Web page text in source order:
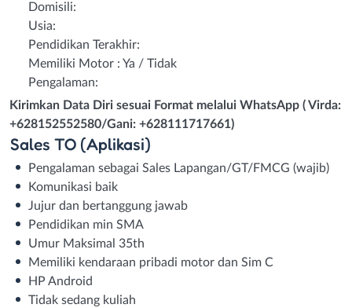
Domisili:
Usia:
Pendidikan Terakhir:
Memiliki Motor : Ya / Tidak
Pengalaman:
Kirimkan Data Diri sesuai Format melalui WhatsApp ( Virda:
+628152552580/Gani: +628111717661)
Sales TO (Aplikasi)
Pengalaman sebagai Sales Lapangan/GT/FMCG (wajib)
Komunikasi baik
Jujur dan bertanggung jawab
Pendidikan min SMA
Umur Maksimal 35th
Memiliki kendaraan pribadi motor dan Sim C
HP Android
Tidak sedang kuliah